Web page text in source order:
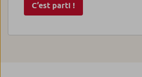
C’est parti !